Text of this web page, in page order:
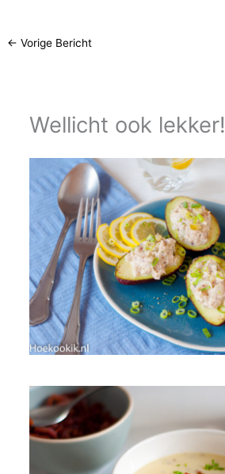
← Vorige Bericht
Wellicht ook lekker!